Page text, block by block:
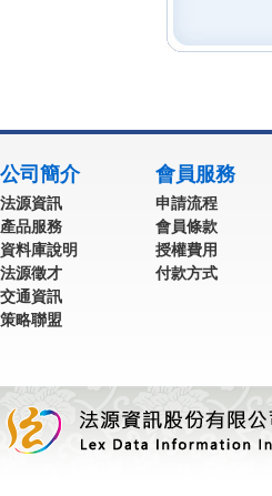
公司簡介
法源資訊
產品服務
資料庫說明
法源徵才
交通資訊
策略聯盟
會員服務
申請流程
會員條款
授權費用
付款方式